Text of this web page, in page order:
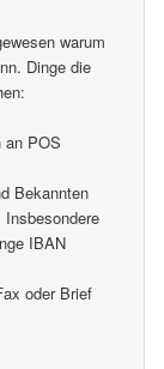
warum
Dinge die
an POS
Bekannten
IBAN
oder Brief